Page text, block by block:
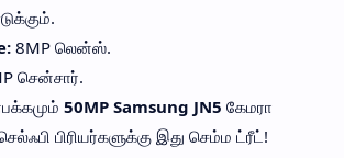
8MP லென்ஸ்.
சென்சார்.
50MP Samsung JN5 கேமரா
பிரியர்களுக்கு இது செம்ம ட்ரீட்!